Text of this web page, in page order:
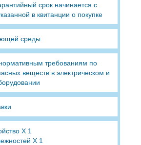
срок начинается с
в квитанции о покупке
среды
требованиям по
веществ в электрическом и
X 1
X 1